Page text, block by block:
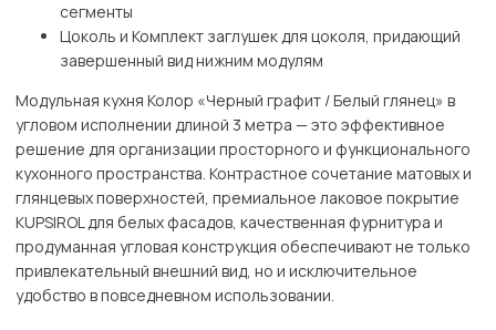
сегменты
Цоколь и Комплект заглушек для цоколя, придающий
завершенный вид нижним модулям
Модульная кухня Колор «Черный графит / Белый глянец» в
угловом исполнении длиной 3 метра — это эффективное
решение для организации просторного и функционального
кухонного пространства. Контрастное сочетание матовых и
глянцевых поверхностей, премиальное лаковое покрытие
KUPSIROL для белых фасадов, качественная фурнитура и
продуманная угловая конструкция обеспечивают не только
привлекательный внешний вид, но и исключительное
удобство в повседневном использовании.